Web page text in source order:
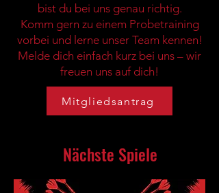
bist du bei uns genau richtig.
Komm gern zu einem Probetraining
vorbei und lerne unser Team kennen!
Melde dich einfach kurz bei uns – wir
freuen uns auf dich!
Mitgliedsantrag
Nächste Spiele